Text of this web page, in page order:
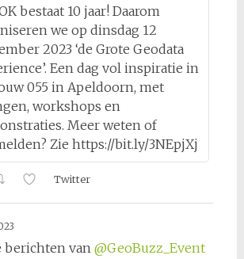
bestaat 10 jaar! Daarom
we op dinsdag 12
2023 ‘de Grote Geodata
Een dag vol inspiratie in
055 in Apeldoorn, met
workshops en
Meer weten of
Zie https://bit.ly/3NEpjXj
Twitter
berichten van @GeoBuzz_Event